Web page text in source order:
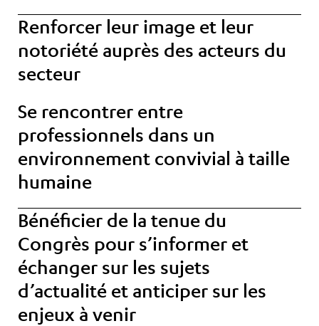
Renforcer leur image et leur
notoriété auprès des acteurs du
secteur
Se rencontrer entre
professionnels dans un
environnement convivial à taille
humaine
Bénéficier de la tenue du
Congrès pour s’informer et
échanger sur les sujets
d’actualité et anticiper sur les
enjeux à venir